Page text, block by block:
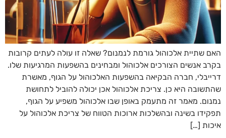
האם שתיית אלכוהול גורמת לנמנום? שאלה זו עולה לעתים קרובות
בקרב אנשים הצורכים אלכוהול ומבחינים בהשפעות המרגיעות שלו.
דרייבלי, חברה הבקיאה בהשפעות האלכוהול על הגוף, מאשרת
שהתשובה היא כן. צריכת אלכוהול אכן יכולה להוביל לתחושת
נמנום. מאמר זה מתעמק באופן שבו אלכוהול משפיע על הגוף,
תפקידו בשינה ובהשלכות ארוכות הטווח של צריכת אלכוהול על
איכות […]